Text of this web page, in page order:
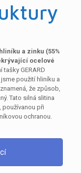
hliníku a zinku (55%
ocelové
GERARD
použití hliníku a
že způsob,
Tato silná slitina
při
ochranou.